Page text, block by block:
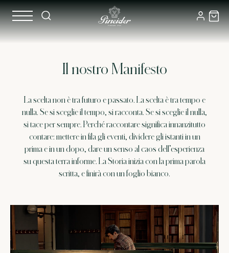
Il nostro Manifesto
La scelta non è tra futuro e passato. La scelta è tra tempo e
nulla. Se si sceglie il tempo, si racconta. Se si sceglie il nulla,
si tace per sempre. Perché raccontare significa innanzitutto
contare: mettere in fila gli eventi, dividere gli istanti in un
prima e in un dopo, dare un senso al caos dell’esperienza
su questa terra informe. La Storia inizia con la prima parola
scritta, e finirà con un foglio bianco.